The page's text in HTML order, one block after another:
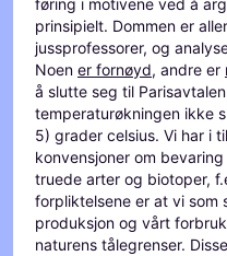
føring i motivene ved å
prinsipielt. Dommen er
jussprofessorer, og
Noen er fornøyd, andre er
å slutte seg til
temperaturøkningen ikke
5) grader celsius. Vi har i
konvensjoner om
truede arter og biotoper,
forpliktelsene er at vi som
produksjon og vårt
naturens tålegrenser.